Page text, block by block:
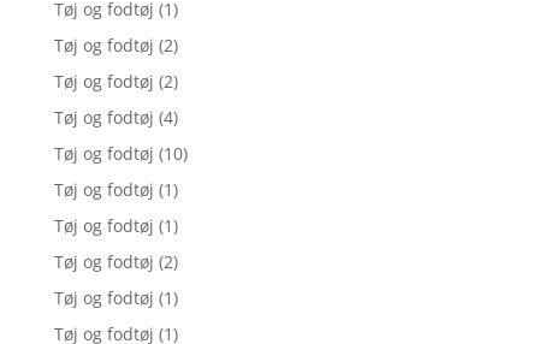
Tøj og fodtøj (1)
Tøj og fodtøj (2)
Tøj og fodtøj (2)
Tøj og fodtøj (4)
Tøj og fodtøj (10)
Tøj og fodtøj (1)
Tøj og fodtøj (1)
Tøj og fodtøj (2)
Tøj og fodtøj (1)
Tøj og fodtøj (1)